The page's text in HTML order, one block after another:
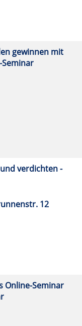
gewinnen mit
verdichten -
12
Online-Seminar